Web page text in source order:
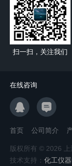
扫一扫，关注我们
在线咨询
首页 公司简介
版权所有 © 2026 上
技术支持： 化工仪器